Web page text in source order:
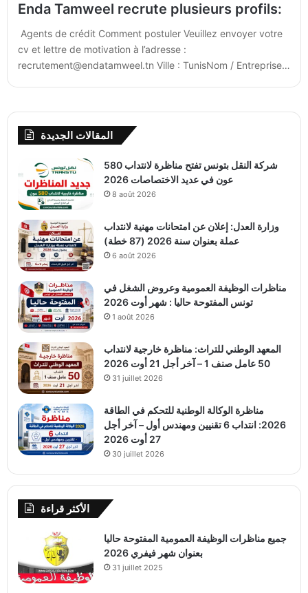
Enda Tamweel recrute plusieurs profils:
Agents de crédit Comment postuler Veuillez envoyer votre
cv et lettre de motivation à l’adresse :
recrutement@endatamweel.tn Ville : TunisNom / Entreprise…
المقالات الجديدة
شركة النقل بتونس تفتح مناظرة لانتداب 580
عون في عديد الاختصاصات 2026
8 août 2026
وزارة العدل: إعلان عن امتحانات مهنية لانتداب
عملة بعنوان سنة 2026 (87 خطة)
6 août 2026
مناظرات الوظيفة العمومية وعروض الشغل في
تونس المفتوحة حاليا : شهر أوت 2026
1 août 2026
المعهد الوطني للتراث: مناظرة خارجية لانتداب
50 عامل صنف 1 – آخر أجل 21 أوت 2026
31 juillet 2026
مناظرة الوكالة الوطنية للتحكم في الطاقة
2026: انتداب 6 تقنيين ومهندس أول – آخر أجل
27 أوت 2026
30 juillet 2026
الأكثر قراءة
جميع مناظرات الوظيفة العمومية المفتوحة حاليا
بعنوان شهر فيفري 2026
31 juillet 2025